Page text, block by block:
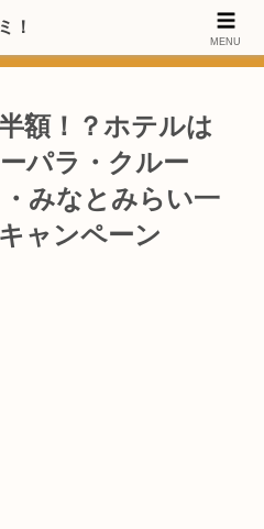
さいたま市のファミリー世代・20～
額！？ホテルは
パラ・クルー
みなとみらい一
ャンペーン
！
MENU